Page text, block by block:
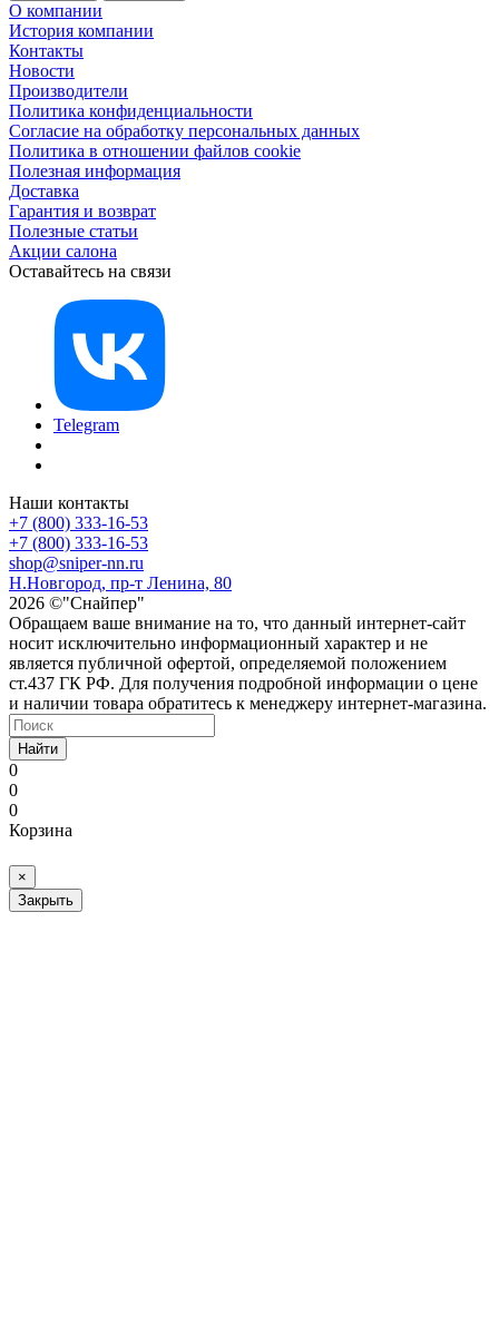
О компании
История компании
Контакты
Новости
Производители
Политика конфиденциальности
Согласие на обработку персональных данных
Политика в отношении файлов cookie
Полезная информация
Доставка
Гарантия и возврат
Полезные статьи
Акции салона
Оставайтесь на связи
Telegram
Наши контакты
+7 (800) 333-16-53
+7 (800) 333-16-53
shop@sniper-nn.ru
Н.Новгород, пр-т Ленина, 80
2026 ©"Снайпер"
Обращаем ваше внимание на то, что данный интернет-сайт
носит исключительно информационный характер и не
является публичной офертой, определяемой положением
ст.437 ГК РФ. Для получения подробной информации о цене
и наличии товара обратитесь к менеджеру интернет-магазина.
Найти
0
0
0
Корзина
×
Закрыть